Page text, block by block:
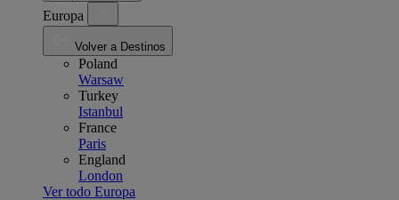
Europa
Volver a Destinos
Poland
Warsaw
Turkey
Istanbul
France
Paris
England
London
Ver todo Europa